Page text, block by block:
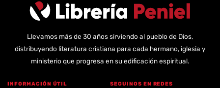
Llevamos más de 30 años sirviendo al pueblo de Dios,
distribuyendo literatura cristiana para cada hermano, iglesia y
ministerio que progresa en su edificación espiritual.
INFORMACIÓN ÚTIL SEGUINOS EN REDES